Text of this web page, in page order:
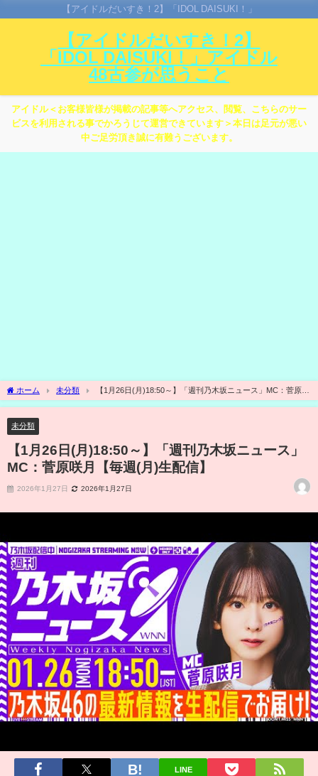
【アイドルだいすき！2】「IDOL DAISUKI！」
【アイドルだいすき！2】
「IDOL DAISUKI！」アイドル
48古参が思うこと
アイドル＜お客様皆様が掲載の記事等へアクセス、閲覧、こちらのサー
ビスを利用される事でかろうじて運営できています＞本日は足元が悪い
中ご足労頂き誠に有難うございます。
ホーム 未分類
【1月26日(月)18:50～】「週刊乃木坂ニュース」MC：菅原咲
月【毎週(月)生配信】
未分類
【1月26日(月)18:50～】「週刊乃木坂ニュース」
MC：菅原咲月【毎週(月)生配信】
2026年1月27日 2026年1月27日
LINE